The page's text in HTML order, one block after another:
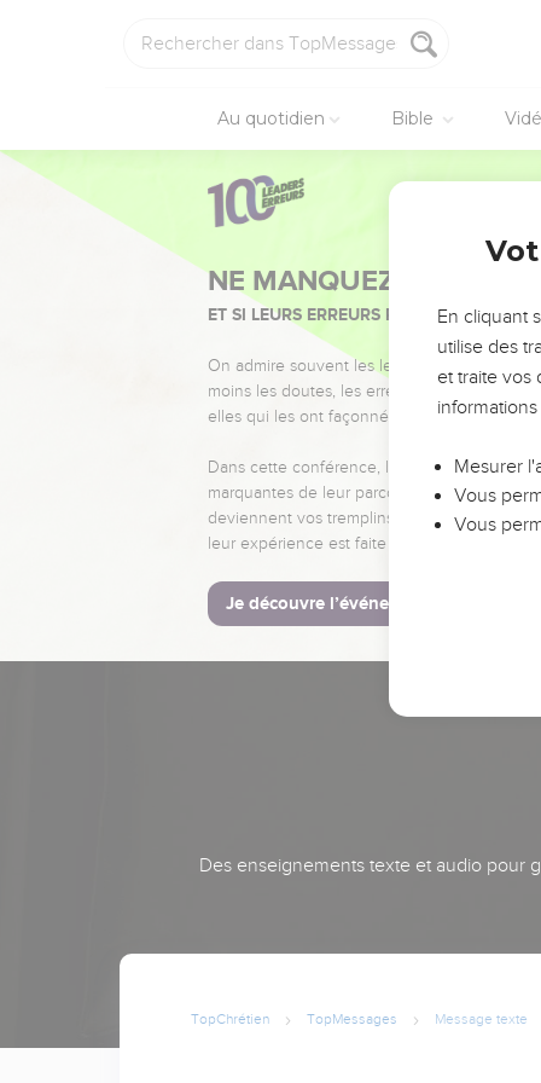
Au quotidien Bible
NE MANQUEZ PAS
ET SI LEURS ERREURS POUVAIENT VOUS
On admire souvent les leaders pour leurs
moins les doutes, les erreurs et les saisons
elles qui les ont façonnés.
Dans cette conférence, leaders,
marquantes de leur parcours et les clés
deviennent vos tremplins. Que vous
leur expérience est faite pour vous.
Je découvre l’événement
Des enseignements texte et audio pour
TopChrétien TopMessages Message texte
En cliquant
utilise des
et traite vos
Mesurer
Vous
Vous